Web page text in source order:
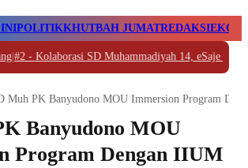
POLITIKKHUTBAH JUMATREDAKSI
|#2 -Kolaborasi SD Muhammadiyah 14, eSaje Sikop,
Muh PK Banyudono MOU Immersion Program
Banyudono MOU
Program Dengan IIUM